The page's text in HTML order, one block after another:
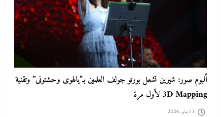
ألبوم صور: شيرين تشعل بورتو جولف العلمين بـ”يالهوى وحشتونى” وتقنية
3D Mapping لأول مرة
13 يناير، 2026